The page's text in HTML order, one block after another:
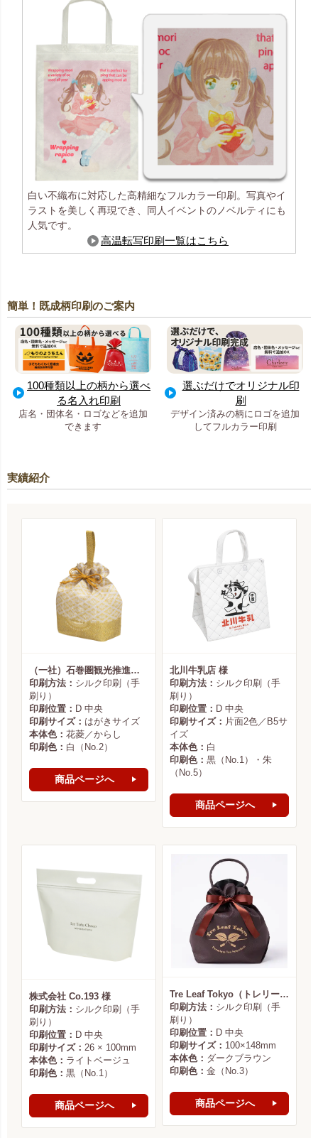
白い不織布に対応した高精細なフルカラー印刷。写真やイ
ラストを美しく再現でき、同人イベントのノベルティにも
人気です。
高温転写印刷一覧はこちら
簡単！既成柄印刷のご案内
100種類以上の柄から選べ
る名入れ印刷
店名・団体名・ロゴなどを追加
できます
選ぶだけでオリジナル印
刷
デザイン済みの柄にロゴを追加
してフルカラー印刷
実績紹介
（一社）石巻圏観光推進機構様
印刷方法： シルク印刷（手
刷り）
印刷位置： D 中央
印刷サイズ： はがきサイズ
本体色： 花菱／からし
印刷色： 白（No.2）
商品ページへ
北川牛乳店 様
印刷方法： シルク印刷（手
刷り）
印刷位置： D 中央
印刷サイズ： 片面2色／B5サ
イズ
本体色： 白
印刷色： 黒（No.1）・朱
（No.5）
商品ページへ
株式会社 Co.193 様
印刷方法： シルク印刷（手
刷り）
印刷位置： D 中央
印刷サイズ： 26 × 100mm
本体色： ライトベージュ
印刷色： 黒（No.1）
商品ページへ
Tre Leaf Tokyo（トレリーフ東京） 様
印刷方法： シルク印刷（手
刷り）
印刷位置： D 中央
印刷サイズ： 100×148mm
本体色： ダークブラウン
印刷色： 金（No.3）
商品ページへ